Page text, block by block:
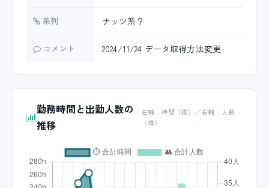
系列 ナッツ系？
コメント 2024/11/24 データ取得方法変更
勤務時間と出勤人数の
推移
左軸：時間（線）／右軸：人数
（棒）